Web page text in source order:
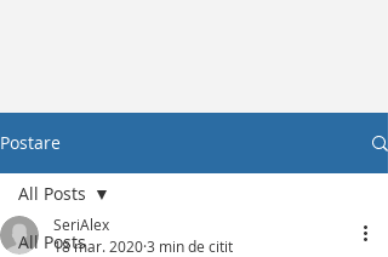
Postare
All Posts
All Posts
SeriAlex
18 mar. 20203 min de citit